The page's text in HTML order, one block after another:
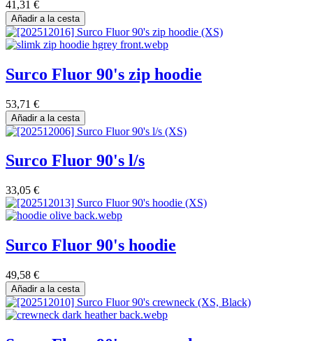
41,31 €
Añadir a la cesta
Surco Fluor 90's zip hoodie
53,71 €
Añadir a la cesta
Surco Fluor 90's l/s
33,05 €
Surco Fluor 90's hoodie
49,58 €
Añadir a la cesta